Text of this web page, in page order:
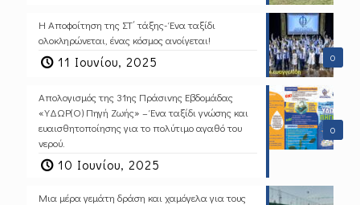
0
Η Αποφοίτηση της ΣΤ΄ τάξης- Ένα ταξίδι
ολοκληρώνεται, ένας κόσμος ανοίγεται!
11 Ιουνίου, 2025
0
Απολογισμός της 31ης Πράσινης Εβδομάδας
«ΥΔΩΡ(Ο) Πηγή Ζωής» – Ένα ταξίδι γνώσης και
ευαισθητοποίησης για το πολύτιμο αγαθό του
νερού.
10 Ιουνίου, 2025
Μια μέρα γεμάτη δράση και χαμόγελα για τους